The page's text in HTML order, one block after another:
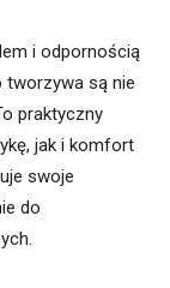
i odpornością
tworzywa są nie
praktyczny
jak i komfort
swoje
do